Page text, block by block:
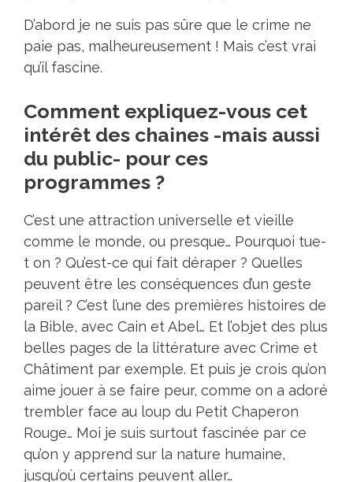
D’abord je ne suis pas sûre que le crime ne
paie pas, malheureusement ! Mais c’est vrai
qu’il fascine.
Comment expliquez-vous cet
intérêt des chaines -mais aussi
du public- pour ces
programmes ?
C’est une attraction universelle et vieille
comme le monde, ou presque… Pourquoi tue-
t on ? Qu’est-ce qui fait déraper ? Quelles
peuvent être les conséquences d’un geste
pareil ? C’est l’une des premières histoires de
la Bible, avec Cain et Abel… Et l’objet des plus
belles pages de la littérature avec Crime et
Châtiment par exemple. Et puis je crois qu’on
aime jouer à se faire peur, comme on a adoré
trembler face au loup du Petit Chaperon
Rouge… Moi je suis surtout fascinée par ce
qu’on y apprend sur la nature humaine,
jusqu’où certains peuvent aller…